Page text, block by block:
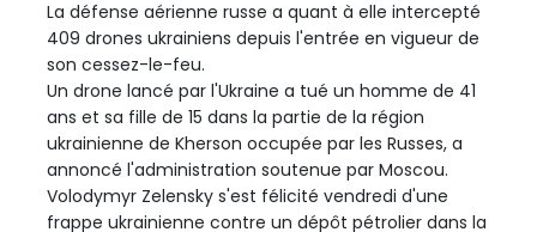
La défense aérienne russe a quant à elle intercepté
409 drones ukrainiens depuis l'entrée en vigueur de
son cessez-le-feu.
Un drone lancé par l'Ukraine a tué un homme de 41
ans et sa fille de 15 dans la partie de la région
ukrainienne de Kherson occupée par les Russes, a
annoncé l'administration soutenue par Moscou.
Volodymyr Zelensky s'est félicité vendredi d'une
frappe ukrainienne contre un dépôt pétrolier dans la